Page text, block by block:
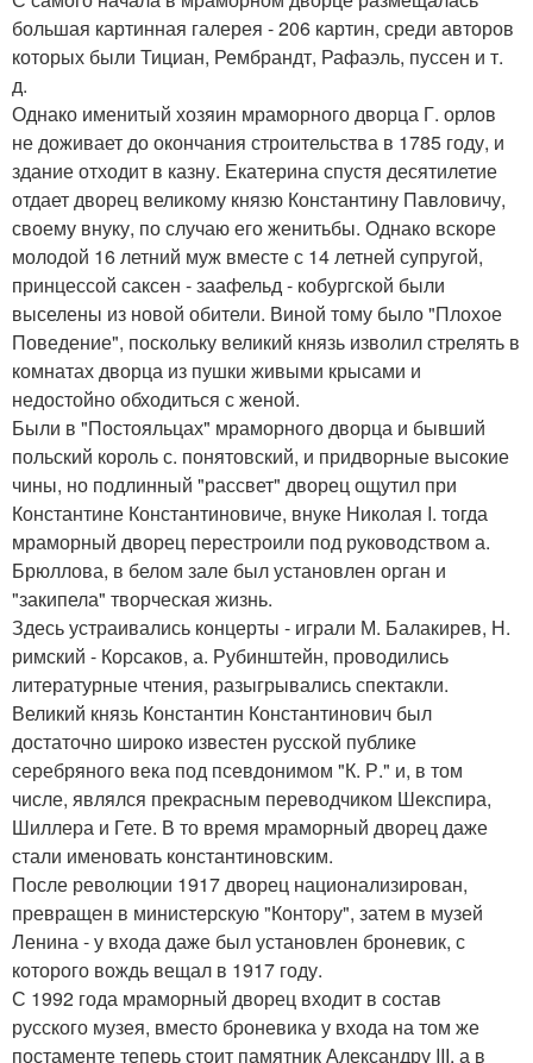
большая картинная галерея - 206 картин, среди авторов
которых были Тициан, Рембрандт, Рафаэль, пуссен и т.
д.
Однако именитый хозяин мраморного дворца Г. орлов
не доживает до окончания строительства в 1785 году, и
здание отходит в казну. Екатерина спустя десятилетие
отдает дворец великому князю Константину Павловичу,
своему внуку, по случаю его женитьбы. Однако вскоре
молодой 16 летний муж вместе с 14 летней супругой,
принцессой саксен - заафельд - кобургской были
выселены из новой обители. Виной тому было "Плохое
Поведение", поскольку великий князь изволил стрелять в
комнатах дворца из пушки живыми крысами и
недостойно обходиться с женой.
Были в "Постояльцах" мраморного дворца и бывший
польский король с. понятовский, и придворные высокие
чины, но подлинный "рассвет" дворец ощутил при
Константине Константиновиче, внуке Николая I. тогда
мраморный дворец перестроили под руководством а.
Брюллова, в белом зале был установлен орган и
"закипела" творческая жизнь.
Здесь устраивались концерты - играли М. Балакирев, Н.
римский - Корсаков, а. Рубинштейн, проводились
литературные чтения, разыгрывались спектакли.
Великий князь Константин Константинович был
достаточно широко известен русской публике
серебряного века под псевдонимом "К. Р." и, в том
числе, являлся прекрасным переводчиком Шекспира,
Шиллера и Гете. В то время мраморный дворец даже
стали именовать константиновским.
После революции 1917 дворец национализирован,
превращен в министерскую "Контору", затем в музей
Ленина - у входа даже был установлен броневик, с
которого вождь вещал в 1917 году.
С 1992 года мраморный дворец входит в состав
русского музея, вместо броневика у входа на том же
постаменте теперь стоит памятник Александру III, а в